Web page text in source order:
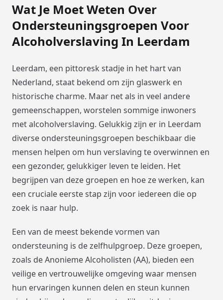
Wat Je Moet Weten Over
Ondersteuningsgroepen Voor
Alcoholverslaving In Leerdam
Leerdam, een pittoresk stadje in het hart van
Nederland, staat bekend om zijn glaswerk en
historische charme. Maar net als in veel andere
gemeenschappen, worstelen sommige inwoners
met alcoholverslaving. Gelukkig zijn er in Leerdam
diverse ondersteuningsgroepen beschikbaar die
mensen helpen om hun verslaving te overwinnen en
een gezonder, gelukkiger leven te leiden. Het
begrijpen van deze groepen en hoe ze werken, kan
een cruciale eerste stap zijn voor iedereen die op
zoek is naar hulp.
Een van de meest bekende vormen van
ondersteuning is de zelfhulpgroep. Deze groepen,
zoals de Anonieme Alcoholisten (AA), bieden een
veilige en vertrouwelijke omgeving waar mensen
hun ervaringen kunnen delen en steun kunnen